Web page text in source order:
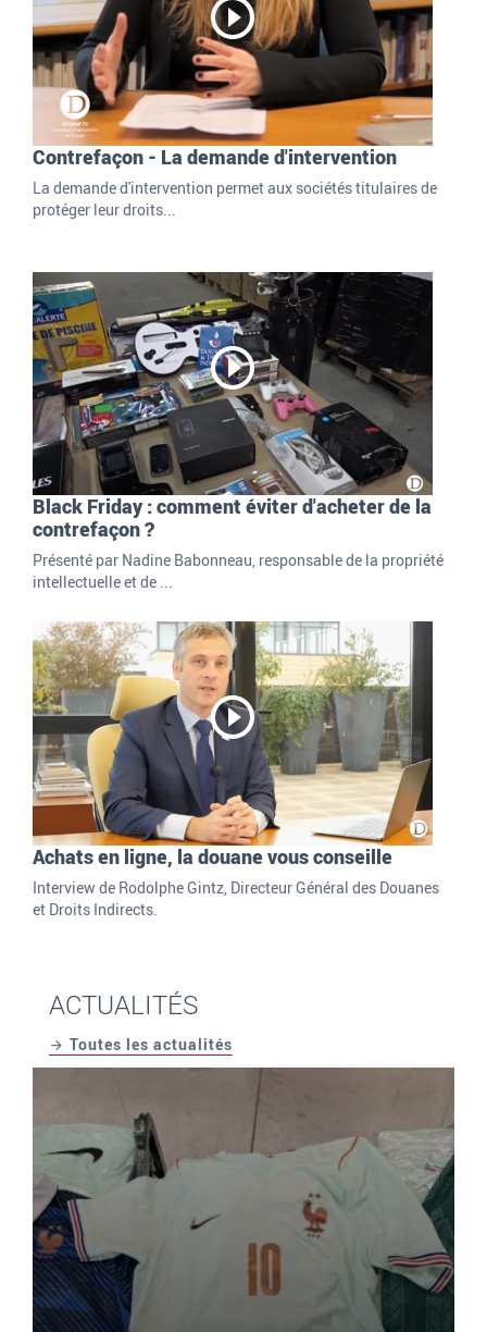
Contrefaçon - La demande d'intervention
La demande d'intervention permet aux sociétés titulaires de
protéger leur droits...
Black Friday : comment éviter d'acheter de la
contrefaçon ?
Présenté par Nadine Babonneau, responsable de la propriété
intellectuelle et de ...
Achats en ligne, la douane vous conseille
Interview de Rodolphe Gintz, Directeur Général des Douanes
et Droits Indirects.
ACTUALITÉS
Toutes les actualités